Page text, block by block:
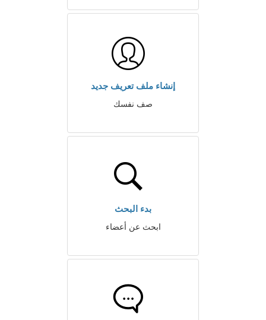
إنشاء ملف تعريف جديد
صف نفسك
بدء البحث
ابحث عن أعضاء